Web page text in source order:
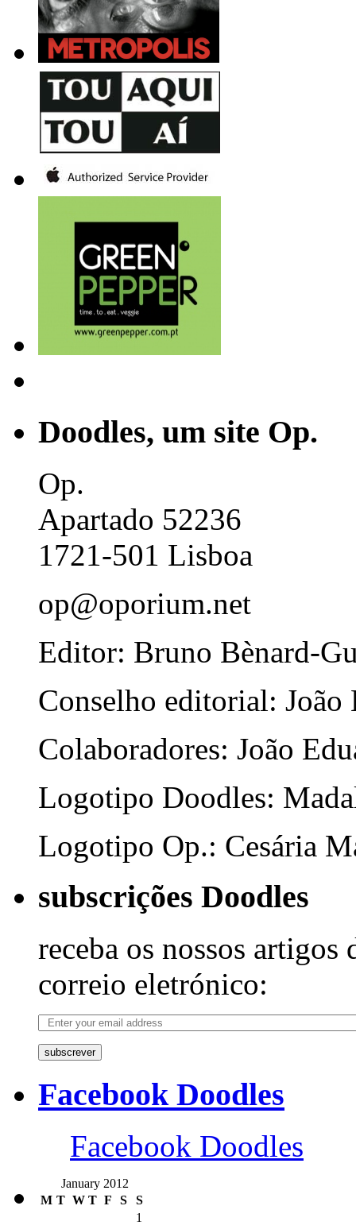
Doodles, um site Op.
Op.
Apartado 52236
1721-501 Lisboa
op@oporium.net
Editor: Bruno Bènard-
Conselho editorial: João
Colaboradores: João
Logotipo Doodles:
Logotipo Op.: Cesária
subscrições Doodles
receba os nossos artigos
correio eletrónico:
subscrever
Facebook Doodles
Facebook Doodles
January 2012
M T W T F S
S
1